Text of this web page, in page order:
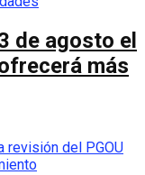
de agosto el
más